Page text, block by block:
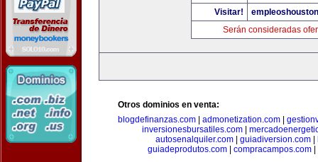
Visitar!
Serán consideradas
Otros dominios en venta:
blogdefinanzas.com
admonetization.com
inversionesbursatiles.com|
autosenalquiler.com| guiadiversion.com|
guiadeprodutos.com| compracampos.com|